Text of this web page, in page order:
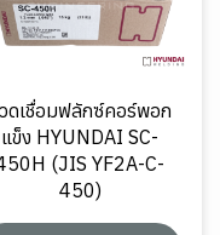
ดเชื่อมฟลักซ์คอร์พอก
แข็ง HYUNDAI SC-
(JIS YF2A-C-
450)